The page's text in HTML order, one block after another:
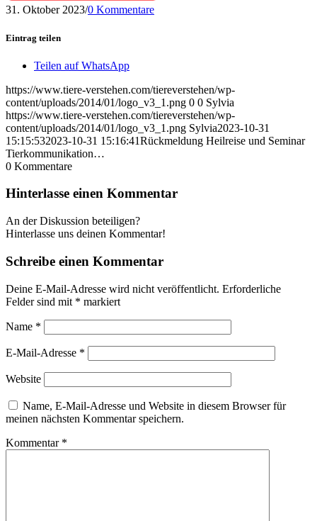
31. Oktober 2023/0 Kommentare
Eintrag teilen
Teilen auf WhatsApp
https://www.tiere-verstehen.com/tiereverstehen/wp-
content/uploads/2014/01/logo_v3_1.png 0 0 Sylvia
https://www.tiere-verstehen.com/tiereverstehen/wp-
content/uploads/2014/01/logo_v3_1.png Sylvia2023-10-31
15:15:532023-10-31 15:16:41Rückmeldung Heilreise und Seminar
Tierkommunikation…
0 Kommentare
Hinterlasse einen Kommentar
An der Diskussion beteiligen?
Hinterlasse uns deinen Kommentar!
Schreibe einen Kommentar
Deine E-Mail-Adresse wird nicht veröffentlicht. Erforderliche
Felder sind mit * markiert
Name *
E-Mail-Adresse *
Website
Name, E-Mail-Adresse und Website in diesem Browser für
meinen nächsten Kommentar speichern.
Kommentar *